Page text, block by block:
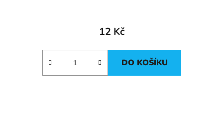
12 Kč
DO KOŠÍKU